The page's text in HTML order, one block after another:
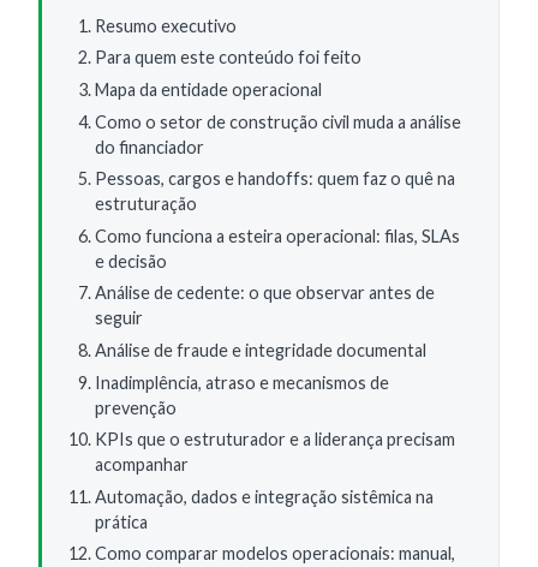
Resumo executivo
Para quem este conteúdo foi feito
Mapa da entidade operacional
Como o setor de construção civil muda a análise
do financiador
Pessoas, cargos e handoffs: quem faz o quê na
estruturação
Como funciona a esteira operacional: filas, SLAs
e decisão
Análise de cedente: o que observar antes de
seguir
Análise de fraude e integridade documental
Inadimplência, atraso e mecanismos de
prevenção
KPIs que o estruturador e a liderança precisam
acompanhar
Automação, dados e integração sistêmica na
prática
Como comparar modelos operacionais: manual,